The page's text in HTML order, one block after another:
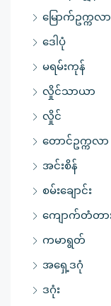
မြောက်ဥက္ကလ
ဒေါပုံ
မရမ်းကုန်
လှိုင်သာယာ
လှိုင်
တောင်ဥက္ကလာ
အင်းစိန်
စမ်းချောင်း
ကျောက်တံတာ
ကမာရွတ်
အရှေ့ဒဂုံ
ဒဂုံး